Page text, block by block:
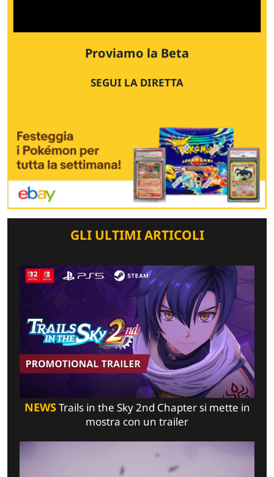
Proviamo la Beta
SEGUI LA DIRETTA
GLI ULTIMI ARTICOLI
NEWSTrails in the Sky 2nd Chapter si mette in
mostra con un trailer